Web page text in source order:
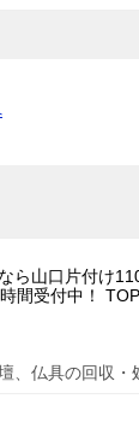
ら山口片付け
間受付中！
TOP
壇、仏具の回収